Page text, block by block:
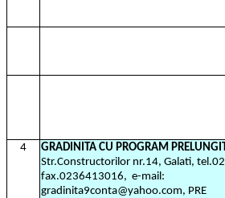
4
GRADINITA CU PROGRAM
Str.Constructorilor nr.14, Galati,
fax.0236413016, e-mail:
gradinita9conta@yahoo.com, PRE